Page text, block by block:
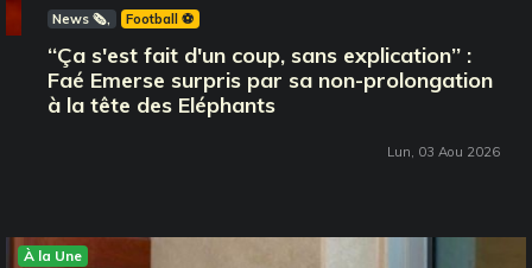
News 🗞️ Football ⚽️
‘‘Ça s'est fait d'un coup, sans explication’’ :
Faé Emerse surpris par sa non-prolongation
à la tête des Eléphants
Lun, 03 Aou 2026
À la Une